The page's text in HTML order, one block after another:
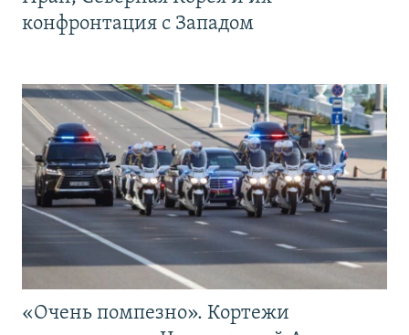
конфронтация с Западом
«Очень помпезно». Кортежи